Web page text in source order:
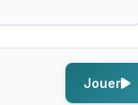
Jouer